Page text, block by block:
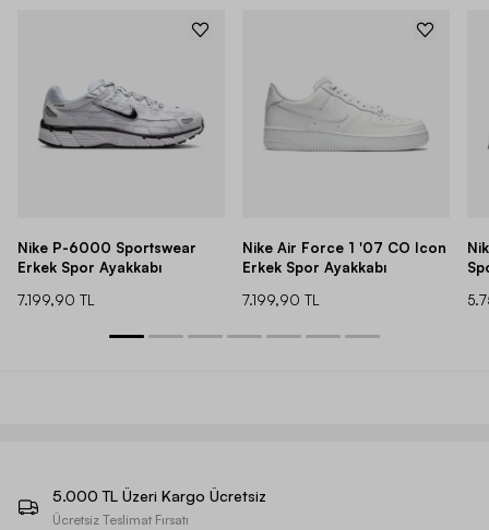
Nike P-6000 Sportswear
Erkek Spor Ayakkabı
7.199,90 TL
Nike Air Force 1 '07 CO Icon
Erkek Spor Ayakkabı
7.199,90 TL
5.000 TL Üzeri Kargo Ücretsiz
Ücretsiz Teslimat Fırsatı